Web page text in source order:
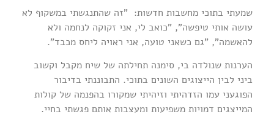
שמעתי בתוכי מחשבות חדשות: "זה שהתנגשתי במשקוף לא
עושה אותי טיפשה", "כואב לי, אני זקוקה לנחמה ולא
להאשמה", "גם כשאני טועה, אני ראויה ליחס מכבד".
הערנות שנולדה בי, סימנה תחילתה של שיח מקבל וקשוב
ביני לבין הייצוגים השונים בתוכי. התבוננתי בדיבור
הפוגעני עמו הזדהיתי וזיהיתי שמקורו בהפנמה של קולות
המייצגים דמויות משפיעות ומעצבות אותם פגשתי בחיי.